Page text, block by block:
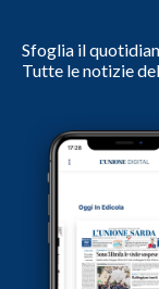
Sfoglia il
Tutte le notizie